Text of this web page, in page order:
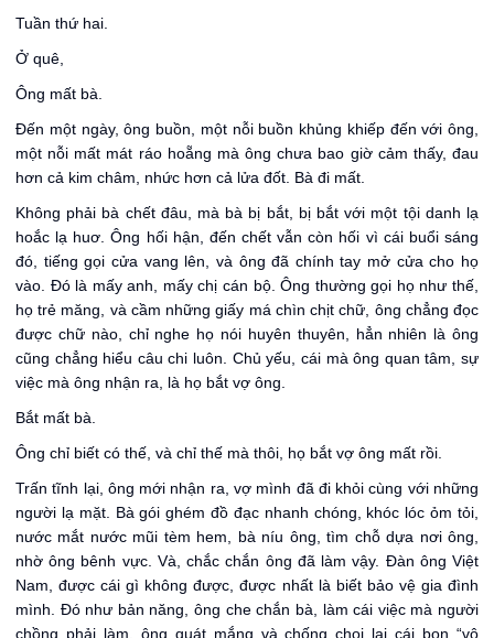
Tuần thứ hai.
Ở quê,
Ông mất bà.
Đến một ngày, ông buồn, một nỗi buồn khủng khiếp đến với ông,
một nỗi mất mát ráo hoẵng mà ông chưa bao giờ cảm thấy, đau
hơn cả kim châm, nhức hơn cả lửa đốt. Bà đi mất.
Không phải bà chết đâu, mà bà bị bắt, bị bắt với một tội danh lạ
hoắc lạ huơ. Ông hối hận, đến chết vẫn còn hối vì cái buổi sáng
đó, tiếng gọi cửa vang lên, và ông đã chính tay mở cửa cho họ
vào. Đó là mấy anh, mấy chị cán bộ. Ông thường gọi họ như thế,
họ trẻ măng, và cầm những giấy má chìn chịt chữ, ông chẳng đọc
được chữ nào, chỉ nghe họ nói huyên thuyên, hẳn nhiên là ông
cũng chẳng hiểu câu chi luôn. Chủ yếu, cái mà ông quan tâm, sự
việc mà ông nhận ra, là họ bắt vợ ông.
Bắt mất bà.
Ông chỉ biết có thế, và chỉ thế mà thôi, họ bắt vợ ông mất rồi.
Trấn tĩnh lại, ông mới nhận ra, vợ mình đã đi khỏi cùng với những
người lạ mặt. Bà gói ghém đồ đạc nhanh chóng, khóc lóc ỏm tỏi,
nước mắt nước mũi tèm hem, bà níu ông, tìm chỗ dựa nơi ông,
nhờ ông bênh vực. Và, chắc chắn ông đã làm vậy. Đàn ông Việt
Nam, được cái gì không được, được nhất là biết bảo vệ gia đình
mình. Đó như bản năng, ông che chắn bà, làm cái việc mà người
chồng phải làm, ông quát mắng và chống chọi lại cái bọn “vô